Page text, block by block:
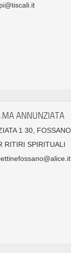
ANNUNZIATA
1 30,
RITIRI SPIRITUALI